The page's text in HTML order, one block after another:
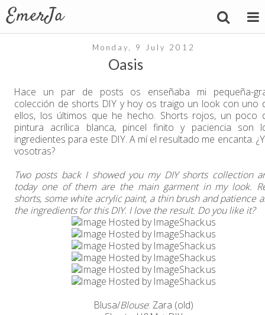
Monday, 9 July 2012
Oasis
Hace un par de posts os enseñaba mi pequeña-
colección de shorts DIY y hoy os traigo un look con uno
ellos, los últimos que he hecho. Shorts rojos, un poco
pintura acrílica blanca, pincel finito y paciencia son
ingredientes para este DIY. A mí el resultado me encanta.
vosotras?
Two posts back I showed you my DIY shorts collection
today one of them are the main garment in my look.
shorts, some white acrylic paint, a thin brush and patience
the ingredients for this DIY. I love the result. Do you like it?
Blusa/Blouse: Zara (old)